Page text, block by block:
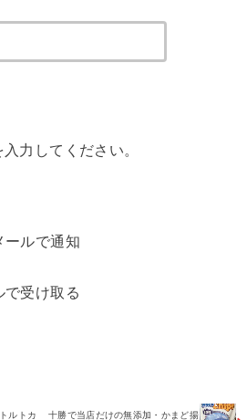
力してください。
ールで通知
で受け取る
ルトカ
十勝で当店だけの無添加・かまど揚